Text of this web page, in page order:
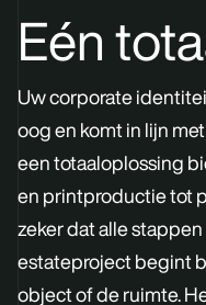
Eén
Uw corporate
oog en komt in lijn
een totaaloplossing
en printproductie tot
zeker dat alle
estateproject begint
object of de ruimte.